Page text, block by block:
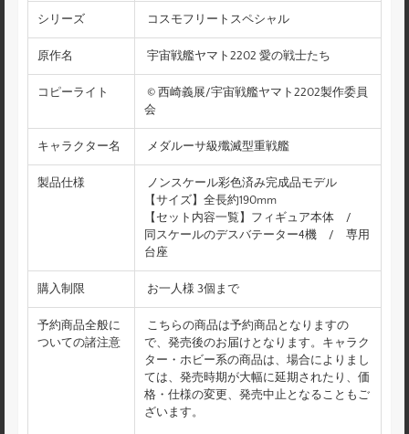
シリーズ コスモフリートスペシャル
原作名 宇宙戦艦ヤマト2202 愛の戦士たち
コピーライト
© 西崎義展/宇宙戦艦ヤマト2202製作委員
会
キャラクター名 メダルーサ級殲滅型重戦艦
製品仕様
ノンスケール彩色済み完成品モデル
【サイズ】全長約190mm
【セット内容一覧】フィギュア本体 /
同スケールのデスバテーター4機 / 専用
台座
購入制限 お一人様 3個まで
予約商品全般に
ついての諸注意
こちらの商品は予約商品となりますの
で、発売後のお届けとなります。キャラク
ター・ホビー系の商品は、場合によりまし
ては、発売時期が大幅に延期されたり、価
格・仕様の変更、発売中止となることもご
ざいます。